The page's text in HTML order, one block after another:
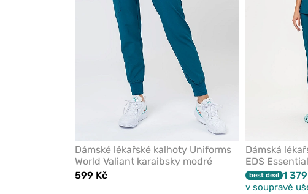
Dámské lékařské kalhoty Uniforms
World Valiant karaibsky modré
599 Kč
Dámská
EDS
modrá
best deal 1
v soupravě